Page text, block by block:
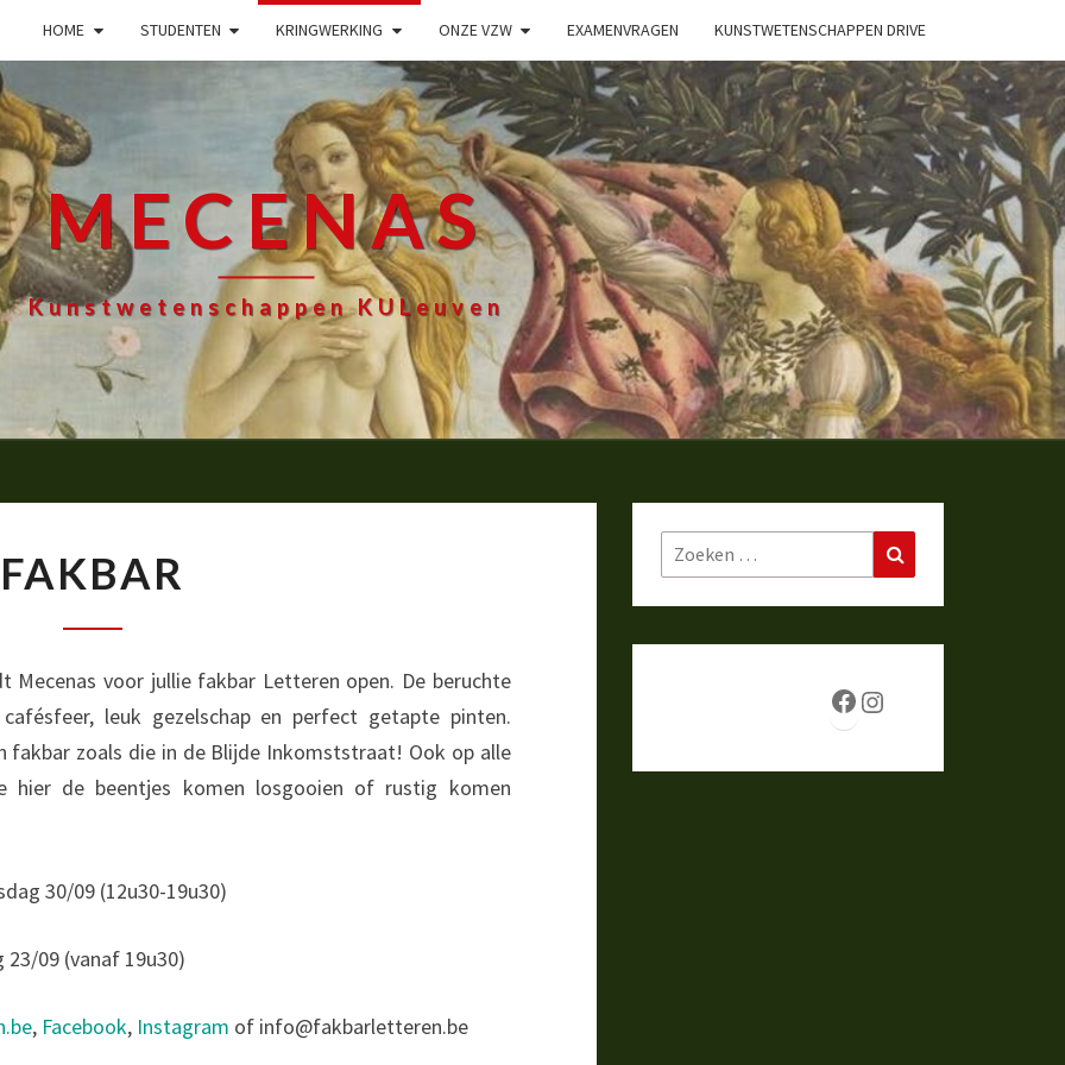
HOME STUDENTEN KRINGWERKING ONZE VZW EXAMENVRAGEN KUNSTWETENSCHAPPEN DRIVE
MECENAS
Kunstwetenschappen KULeuven
FAKBAR
Mecenas voor jullie fakbar Letteren open. De beruchte
leuk gezelschap en perfect getapte pinten.
fakbar zoals die in de Blijde Inkomststraat! Ook op alle
hier de beentjes komen losgooien of rustig komen
30/09 (12u30-19u30)
09 (vanaf 19u30)
, Facebook, Instagram of info@fakbarletteren.be
Zoeken
naar:
Facebook
Instagram